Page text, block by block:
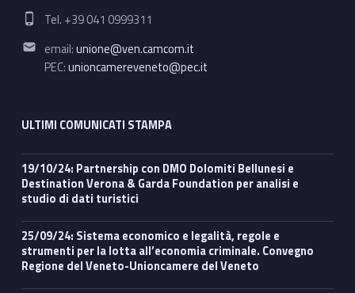
Phone number:
Tel. +39 041 0999311
Email address:
email:unione@ven.camcom.it
PEC:unioncamereveneto@pec.it
ULTIMI COMUNICATI STAMPA
19/10/24: Partnership con DMO Dolomiti Bellunesi e
Destination Verona & Garda Foundation per analisi e
studio di dati turistici
25/09/24: Sistema economico e legalità, regole e
strumenti per la lotta all’economia criminale. Convegno
Regione del Veneto-Unioncamere del Veneto